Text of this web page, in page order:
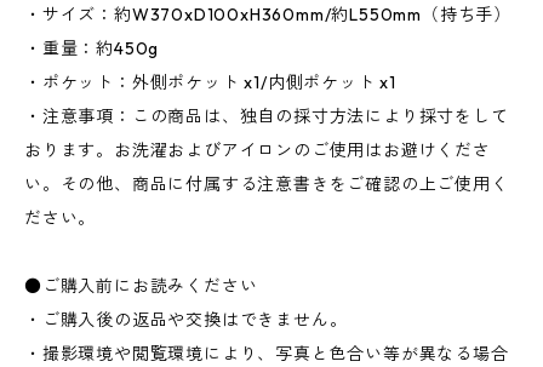
・サイズ：約W370xD100xH360mm/約L550mm（持ち手）
・重量：約450g
・ポケット：外側ポケット x1/内側ポケット x1
・注意事項：この商品は、独自の採寸方法により採寸をして
おります。お洗濯およびアイロンのご使用はお避けくださ
い。その他、商品に付属する注意書きをご確認の上ご使用く
ださい。
●ご購入前にお読みください
・ご購入後の返品や交換はできません。
・撮影環境や閲覧環境により、写真と色合い等が異なる場合